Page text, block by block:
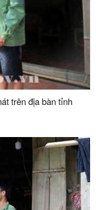
trên địa bàn tỉnh